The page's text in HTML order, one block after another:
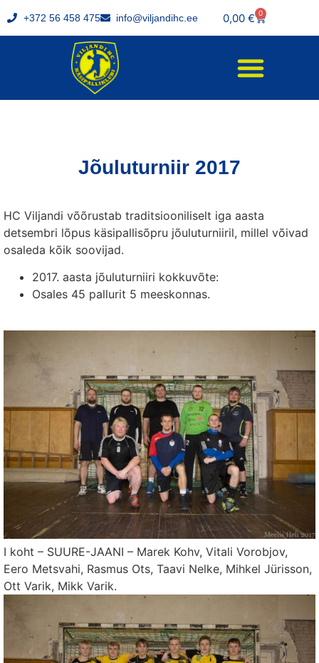
+372 56 458 475 info@viljandihc.ee 0,00 € 0
Jõuluturniir 2017
HC Viljandi võõrustab traditsiooniliselt iga aasta
detsembri lõpus käsipallisõpru jõuluturniiril, millel võivad
osaleda kõik soovijad.
2017. aasta jõuluturniiri kokkuvõte:
Osales 45 pallurit 5 meeskonnas.
I koht – SUURE-JAANI – Marek Kohv, Vitali Vorobjov,
Eero Metsvahi, Rasmus Ots, Taavi Nelke, Mihkel Jürisson,
Ott Varik, Mikk Varik.